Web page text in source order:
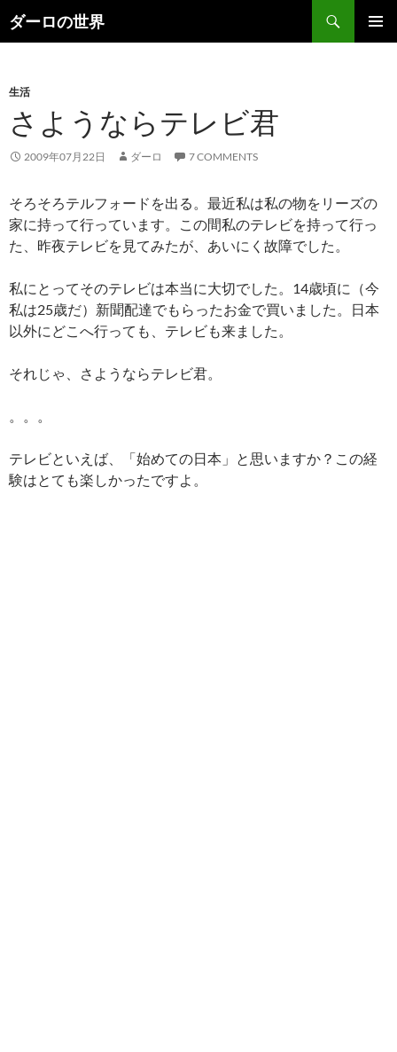
Skip
toダーロの世界
Search
生活
さようならテレビ君
2009年07月22日 ダーロ 7 COMMENTS
そろそろテルフォードを出る。最近私は私の物をリーズの
家に持って行っています。この間私のテレビを持って行っ
た、昨夜テレビを見てみたが、あいにく故障でした。
私にとってそのテレビは本当に大切でした。14歳頃に（今
私は25歳だ）新聞配達でもらったお金で買いました。日本
以外にどこへ行っても、テレビも来ました。
それじゃ、さようならテレビ君。
。。。
テレビといえば、「始めての日本」と思いますか？この経
験はとても楽しかったですよ。